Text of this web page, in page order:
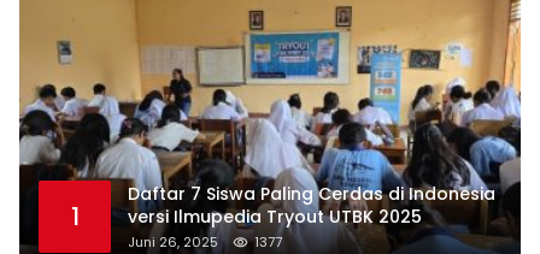
1
Daftar 7 Siswa Paling Cerdas di Indonesia
versi Ilmupedia Tryout UTBK 2025
Juni 26, 2025 1377